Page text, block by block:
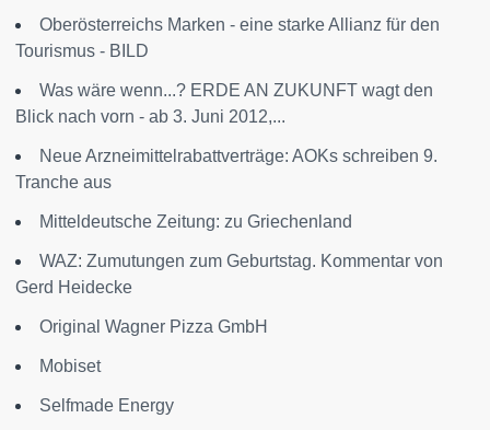
Oberösterreichs Marken - eine starke Allianz für den
Tourismus - BILD
Was wäre wenn...? ERDE AN ZUKUNFT wagt den
Blick nach vorn - ab 3. Juni 2012,...
Neue Arzneimittelrabattverträge: AOKs schreiben 9.
Tranche aus
Mitteldeutsche Zeitung: zu Griechenland
WAZ: Zumutungen zum Geburtstag. Kommentar von
Gerd Heidecke
Original Wagner Pizza GmbH
Mobiset
Selfmade Energy